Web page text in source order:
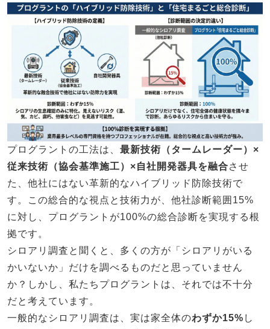
プログラントの工法は、 最新技術（タームレーダー）×
従来技術（協会基準施工）×自社開発器具を融合させ
た、他社にはない革新的なハイブリッド防除技術で
す。この総合的な視点と技術力が、他社診断範囲15%
に対し、プログラントが100%の総合診断を実現する根
拠です。
シロアリ調査と聞くと、多くの方が「シロアリがいる
かいないか」だけを調べるものだと思っていません
か？しかし、私たちプログラントは、それでは不十分
だと考えています。
一般的なシロアリ調査は、実は家全体のわずか15% し